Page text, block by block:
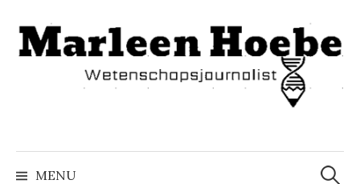
inhoud
springen
MENU
Zoeken
naar: